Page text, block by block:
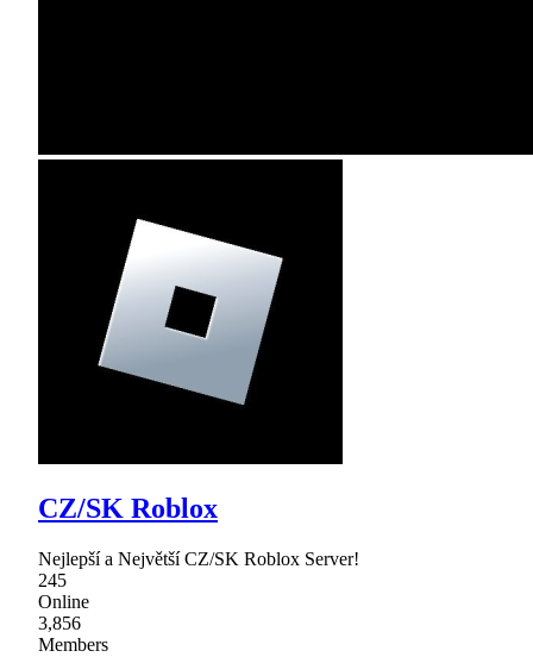
CZ/SK Roblox
Nejlepší a Největší CZ/SK Roblox Server!
245
Online
3,856
Members